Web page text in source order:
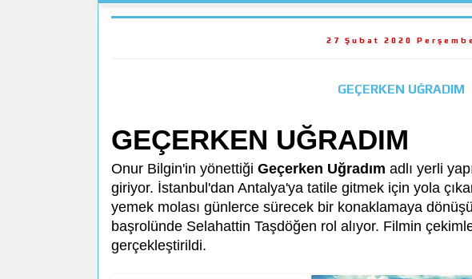
27 Şubat 2020
GEÇERKEN UĞRADIM
GEÇERKEN UĞRADIM
Onur Bilgin'in yönettiği Geçerken Uğradım adlı yerli
giriyor. İstanbul'dan Antalya'ya tatile gitmek için yola
yemek molası günlerce sürecek bir konaklamaya
başrolünde Selahattin Taşdöğen rol alıyor. Filmin
gerçekleştirildi.